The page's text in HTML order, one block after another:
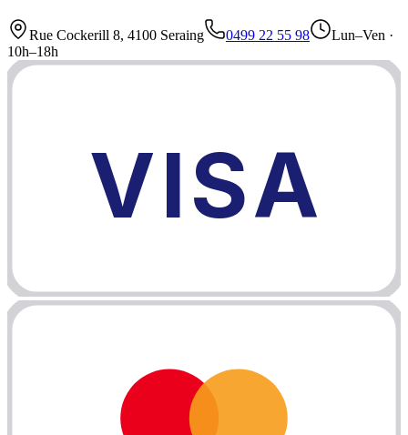
Rue Cockerill 8, 4100 Seraing 0499 22 55 98
Lun–Ven ·
10h–18h
VISA